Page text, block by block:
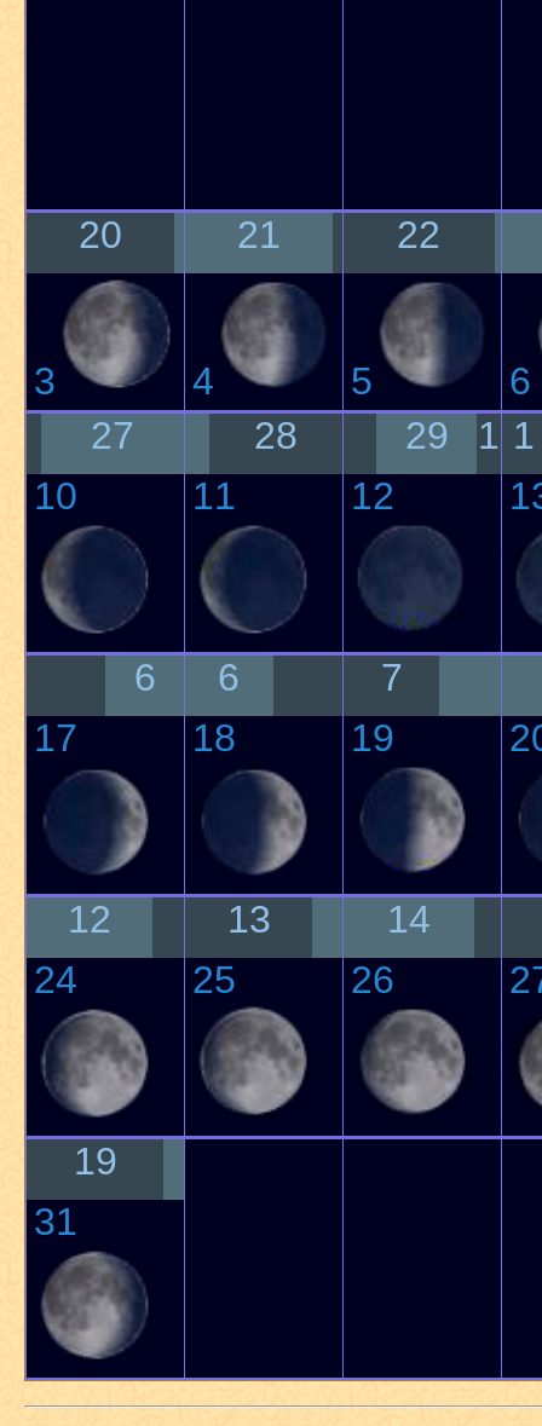
20
3
21
4
22
5
6
27
10
28
11
29
1
12
1
6
17
6
18
7
19
12
24
13
25
14
26
19
31